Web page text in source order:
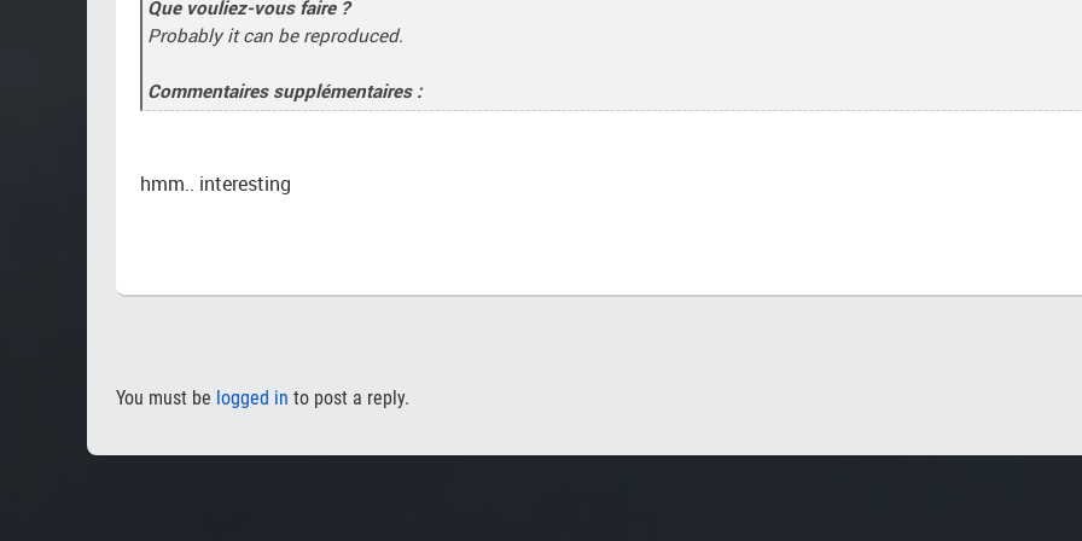
Que vouliez-vous faire ?
Probably it can be reproduced.
Commentaires supplémentaires :
hmm.. interesting
You must be logged in to post a reply.